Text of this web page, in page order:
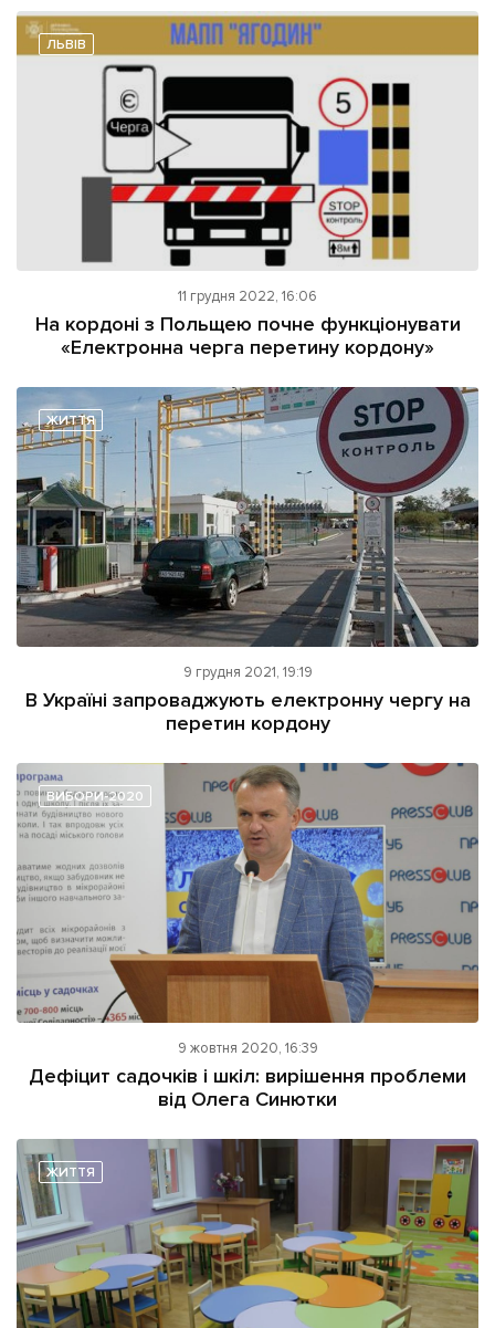
ЛЬВІВ
11 грудня 2022, 16:06
На кордоні з Польщею почне функціонувати
«Електронна черга перетину кордону»
ЖИТТЯ
9 грудня 2021, 19:19
В Україні запроваджують електронну чергу на
перетин кордону
ВИБОРИ-2020
9 жовтня 2020, 16:39
Дефіцит садочків і шкіл: вирішення проблеми
від Олега Синютки
ЖИТТЯ